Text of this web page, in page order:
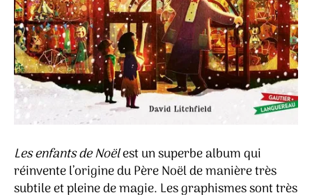
Les enfants de Noëlest un superbe album qui
réinvente l’origine du Père Noël de manière très
subtile et pleine de magie. Les graphismes sont très